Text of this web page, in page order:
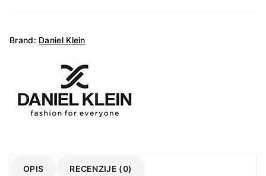
Brand: Daniel Klein
OPIS RECENZIJE (0)